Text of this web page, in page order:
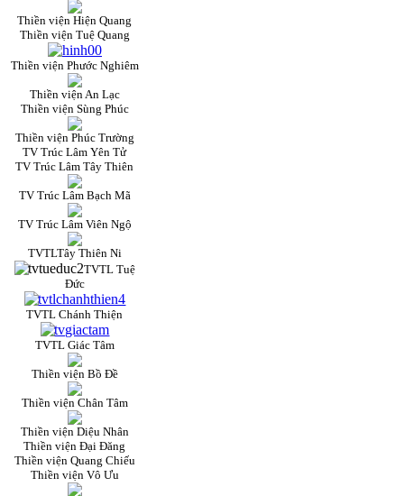
Thiền viện Hiện Quang
Thiền viện Tuệ Quang
Thiền viện Phước Nghiêm
Thiền viện An Lạc
Thiền viện Sùng Phúc
Thiền viện Phúc Trường
TV Trúc Lâm Yên Tử
TV Trúc Lâm Tây Thiên
TV Trúc Lâm Bạch Mã
TV Trúc Lâm Viên Ngộ
TVTLTây Thiên Ni
TVTL Tuệ
Đức
TVTL Chánh Thiện
TVTL Giác Tâm
Thiền viện Bồ Đề
Thiền viện Chân Tâm
Thiền viện Diệu Nhân
Thiền viện Đại Đăng
Thiền viện Quang Chiếu
Thiền viện Vô Ưu